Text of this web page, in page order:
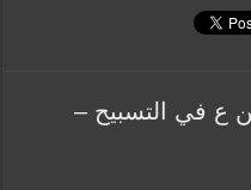
ع في التسبيح –